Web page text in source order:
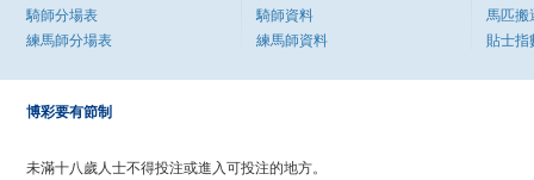
騎師分場表
練馬師分場表
騎師資料
練馬師資料
馬匹搬
貼士指
博彩要有節制
未滿十八歲人士不得投注或進入可投注的地方。